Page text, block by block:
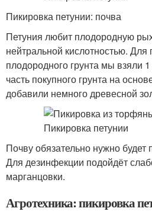
Пикировка петунии: почва
Петуния любит плодородную
нейтральной кислотностью. Для
плодородного грунта мы взяли
часть покупного грунта на
добавили немного древесной
Почву обязательно нужно
Для дезинфекции подойдёт
марганцовки.
Агротехника: пикировка